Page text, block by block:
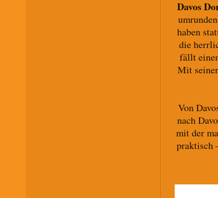
Davos
haben
die
fällt
Mit
Von
nach
mit der
praktisch